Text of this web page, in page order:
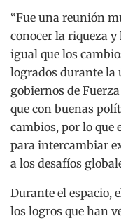
“Fue una reunión
conocer la riqueza y
igual que los
logrados durante la
gobiernos de
que con buenas
cambios, por lo que
para intercambiar
a los desafíos
Durante el espacio,
los logros que han